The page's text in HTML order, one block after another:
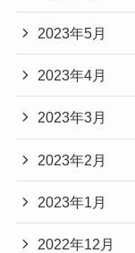
2023年5月
2023年4月
2023年3月
2023年2月
2023年1月
2022年12月